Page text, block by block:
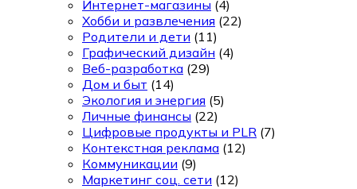
Интернет-магазины (4)
Хобби и развлечения (22)
Родители и дети (11)
Графический дизайн (4)
Веб-разработка (29)
Дом и быт (14)
Экология и энергия (5)
Личные финансы (22)
Цифровые продукты и PLR (7)
Контекстная реклама (12)
Коммуникации (9)
Маркетинг соц. сети (12)